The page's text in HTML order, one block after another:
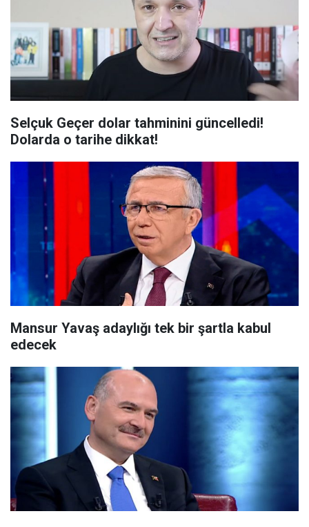
Selçuk Geçer dolar tahminini güncelledi!
Dolarda o tarihe dikkat!
Mansur Yavaş adaylığı tek bir şartla kabul
edecek